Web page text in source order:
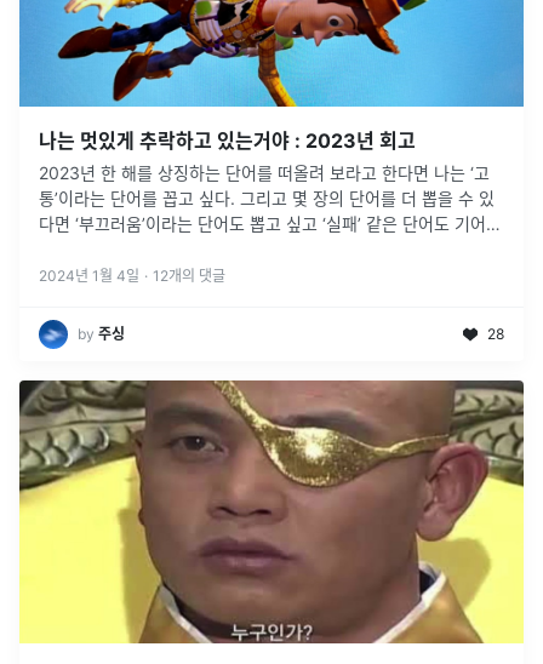
나는 멋있게 추락하고 있는거야 : 2023년 회고
2023년 한 해를 상징하는 단어를 떠올려 보라고 한다면 나는 ‘고
통’이라는 단어를 꼽고 싶다. 그리고 몇 장의 단어를 더 뽑을 수 있
다면 ‘부끄러움’이라는 단어도 뽑고 싶고 ‘실패’ 같은 단어도 기어이
2024년 1월 4일 · 12개의 댓글
by 주싱 28